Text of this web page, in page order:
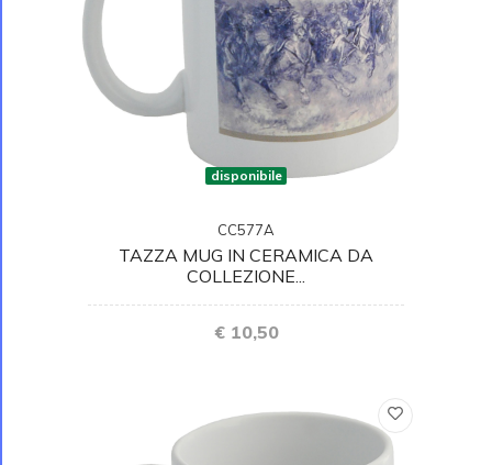
disponibile
CC577A
TAZZA MUG IN CERAMICA DA
COLLEZIONE...
€ 10,50